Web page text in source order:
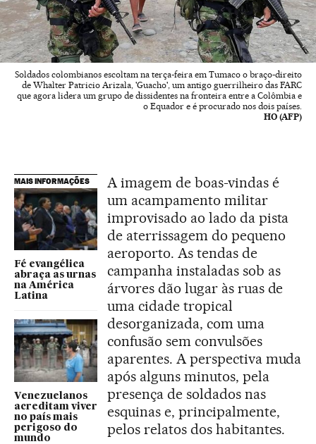
Soldados colombianos escoltam na terça-feira em Tumaco o braço-direito
de Whalter Patricio Arizala, 'Guacho', um antigo guerrilheiro das FARC
que agora lidera um grupo de dissidentes na fronteira entre a Colômbia e
o Equador e é procurado nos dois países.
HO (AFP)
MAIS INFORMAÇÕES
Fé evangélica
abraça as urnas
na América
Latina
Venezuelanos
acreditam viver
no país mais
perigoso do
mundo
A imagem de boas-vindas é
um acampamento militar
improvisado ao lado da pista
de aterrissagem do pequeno
aeroporto. As tendas de
campanha instaladas sob as
árvores dão lugar às ruas de
uma cidade tropical
desorganizada, com uma
confusão sem convulsões
aparentes. A perspectiva muda
após alguns minutos, pela
presença de soldados nas
esquinas e, principalmente,
pelos relatos dos habitantes.